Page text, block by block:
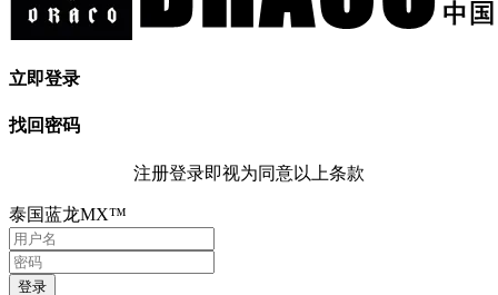
立即登录
找回密码
注册登录即视为同意以上条款
泰国蓝龙MX™